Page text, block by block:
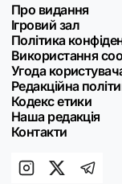
Про видання
Ігровий зал
Політика
Використання
Угода
Редакційна
Кодекс етики
Наша редакція
Контакти